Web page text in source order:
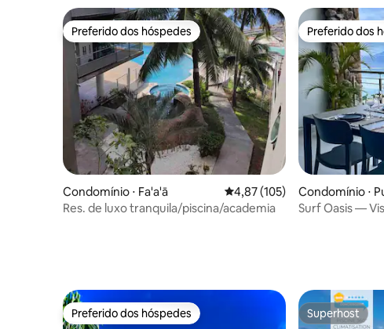
Preferido dos hóspedes
Preferido dos hóspedes
Condomínio ⋅ Fa'a'ā 4,87 de uma avaliação média
4,87 (105)
Res. de luxo tranquila/piscina/academia
Preferido dos
Preferido dos
Condomínio ⋅
Surf Oasis —
Preferido dos hóspedes
Preferido dos hóspedes Superhost
Superhost